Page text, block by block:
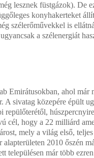
lesznek füstgázok). De
konyhakerteket
szélerőművekkel is
a szélenergiát
Emirátusokban, ahol már
A sivatag közepére épült
repülőterétől,
cél, hogy a 22 milliárd
mely a világ első,
2010 őszén
településen már több